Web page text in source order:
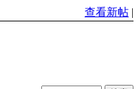
查看新帖 |